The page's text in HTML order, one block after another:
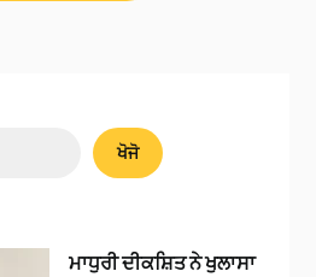
ਖੋਜੋ
ਮਾਧੁਰੀ ਦੀਕਸ਼ਿਤ ਨੇ ਖੁਲਾਸਾ